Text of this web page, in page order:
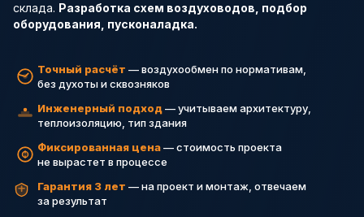
склада. Разработка схем воздуховодов, подбор
оборудования, пусконаладка.
Точный расчёт — воздухообмен по нормативам,
без духоты и сквозняков
Инженерный подход— учитываем архитектуру,
теплоизоляцию, тип здания
Фиксированная цена— стоимость проекта
не вырастет в процессе
Гарантия 3 лет — на проект и монтаж, отвечаем
за результат